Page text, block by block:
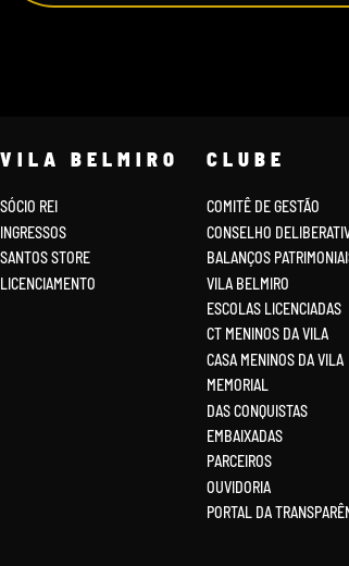
VILA BELMIRO
SÓCIO REI
INGRESSOS
SANTOS STORE
LICENCIAMENTO
CLUBE
COMITÊ DE GESTÃO
CONSELHO
BALANÇOS
VILA BELMIRO
ESCOLAS LICENCIADAS
CT MENINOS DA VILA
CASA MENINOS DA VILA
MEMORIAL
DAS CONQUISTAS
EMBAIXADAS
PARCEIROS
OUVIDORIA
PORTAL DA